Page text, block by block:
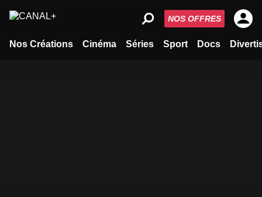
Nos Créations Cinéma Séries Sport Docs
NOS OFFRES